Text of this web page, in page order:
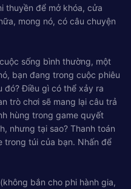
thuyền để mở khóa, cửa
mong nó, có câu chuyện
sống bình thường, một
bạn đang trong cuộc phiêu
đó? Điều gì có thể xảy ra
trò chơi sẽ mang lại câu trả
hùng trong game quyết
nhưng tại sao? Thanh toán
trong túi của bạn. Nhấn để
bắn cho phi hành gia,